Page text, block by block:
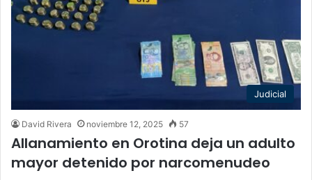
Judicial
David Rivera noviembre 12, 2025 57
Allanamiento en Orotina deja un adulto
mayor detenido por narcomenudeo